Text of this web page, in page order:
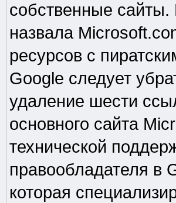
собственные
назвала
ресурсов с
Google следует
удаление шести
основного сайта
технической
правообладателя в
которая